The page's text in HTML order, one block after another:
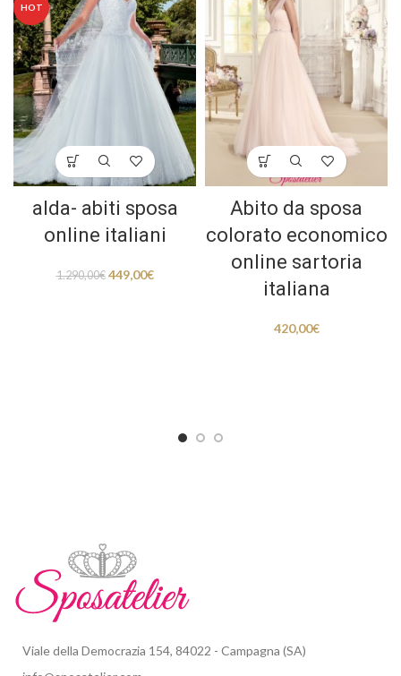
HOT
alda- abiti sposa
online italiani
1.290,00€ 449,00€
Abito da sposa
colorato economico
online sartoria
italiana
420,00€
Viale della Democrazia 154, 84022 - Campagna (SA)